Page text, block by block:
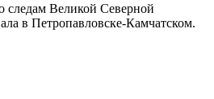
следам Великой Северной
в Петропавловске-Камчатском.